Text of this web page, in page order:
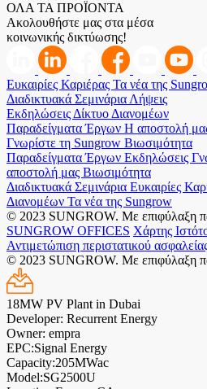
ΟΛΑ ΤΑ ΠΡΟΪΟΝΤΑ
Ακολουθήστε μας στα μέσα
κοινωνικής δικτύωσης!
Ευκαιρίες Καριέρας Τα νέα της
Διαδικτυακά Σεμινάρια Λήψεις
Εκδηλώσεις Δίκτυο Διανομέων
Παραδείγματα Έργων Η αποστολή
Γνωρίστε τη Sungrow Βιωσιμότητα
Παραδείγματα Έργων Εκδηλώσεις
αποστολή μας Βιωσιμότητα
Διαδικτυακά Σεμινάρια Ευκαιρίες
Διανομέων Τα νέα της Sungrow
© 2023 SUNGROW. Με επιφύλαξη
SUNGROW OFFICES Χάρτης
Αντιμετώπιση περιστατικού
© 2023 SUNGROW. Με επιφύλαξη
18MW PV Plant in Dubai
Developer: Recurrent Energy
Owner: empra
EPC:Signal Energy
Capacity:205MWac
Model:SG2500U